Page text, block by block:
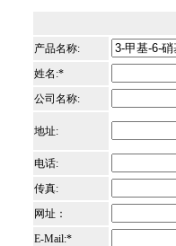
产品名称:
姓名:*
公司名称:
地址:
电话:
传真:
网址：
E-Mail:*